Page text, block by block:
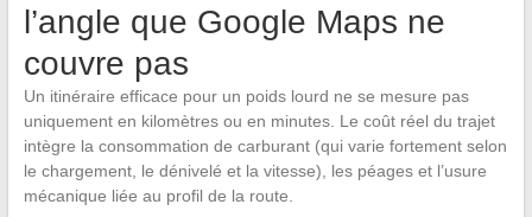
l’angle que Google Maps ne
couvre pas
Un itinéraire efficace pour un poids lourd ne se mesure pas
uniquement en kilomètres ou en minutes. Le coût réel du trajet
intègre la consommation de carburant (qui varie fortement selon
le chargement, le dénivelé et la vitesse), les péages et l’usure
mécanique liée au profil de la route.